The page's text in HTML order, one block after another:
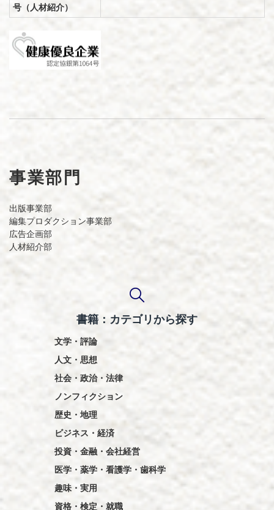
号（人材紹介）
事業部門
出版事業部
編集プロダクション事業部
広告企画部
人材紹介部
書籍：カテゴリから探す
文学・評論
人文・思想
社会・政治・法律
ノンフィクション
歴史・地理
ビジネス・経済
投資・金融・会社経営
医学・薬学・看護学・歯科学
趣味・実用
資格・検定・就職